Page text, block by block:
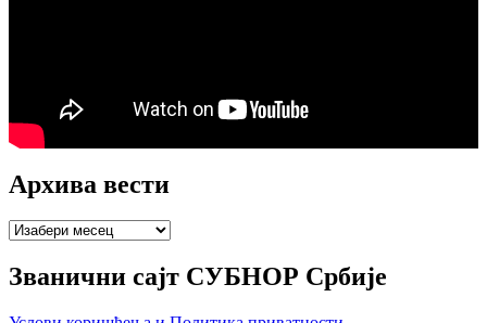
Архива вести
Архива
Званични сајт СУБНОР Србије